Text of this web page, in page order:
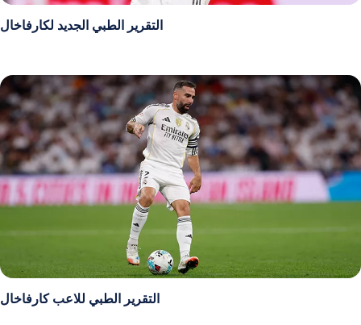
التقرير الطبي الجديد لكارفاخال
التقرير الطبي للاعب كارفاخال